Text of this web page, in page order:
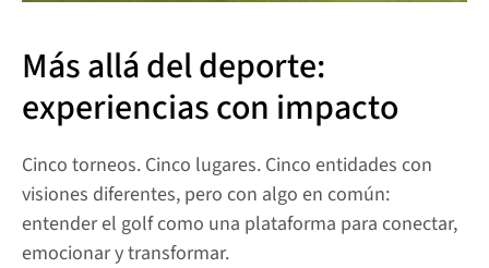
Más allá del deporte:
experiencias con impacto
Cinco torneos. Cinco lugares. Cinco entidades con
visiones diferentes, pero con algo en común:
entender el golf como una plataforma para conectar,
emocionar y transformar.